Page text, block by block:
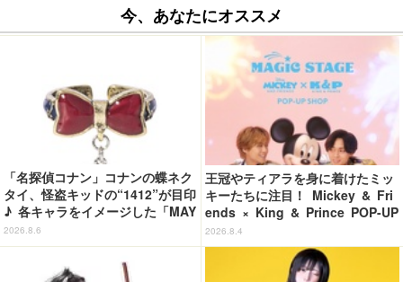
今、あなたにオススメ
「名探偵コナン」コナンの蝶ネク
タイ、怪盗キッドの“1412”が目印
♪ 各キャラをイメージした「MAY
LA」リングセットがセール中
2026.8.6
王冠やティアラを身に着けたミッ
キーたちに注目！ Mickey & Fri
ends × King & Prince POP-UP
SHOP「MAGIC STAGE」に新商
品登場
2026.8.4